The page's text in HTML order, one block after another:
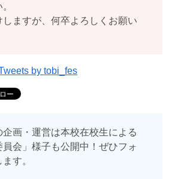
しますが、何卒よろしくお願い
by tobi_fes
企画・運営は本校在校生による
員会」様子も公開中！ぜひフォ
す。